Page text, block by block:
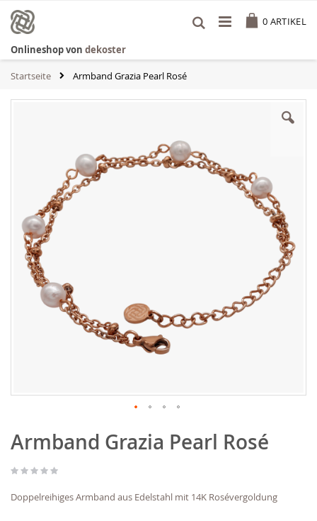
Inhalt
springen
0 ARTIKEL
Onlineshop von dekoster
Startseite Armband Grazia Pearl Rosé
Anfang
der
springen
Armband Grazia Pearl Rosé
Doppelreihiges Armband aus Edelstahl mit 14K Rosévergoldung